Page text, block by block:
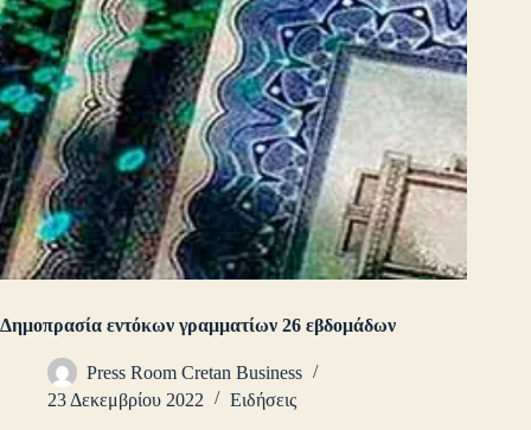
Δημοπρασία εντόκων γραμματίων 26 εβδομάδων
Press Room Cretan Business
23 Δεκεμβρίου 2022
Ειδήσεις